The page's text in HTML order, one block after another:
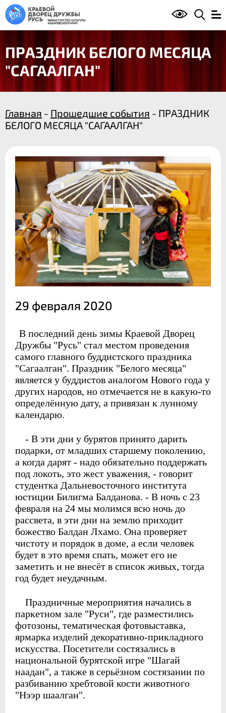
ПРАЗДНИК БЕЛОГО МЕСЯЦА
"САГААЛГАН"
Главная - Прошедшие события - ПРАЗДНИК
БЕЛОГО МЕСЯЦА "САГААЛГАН"
29 февраля 2020
В последний день зимы Краевой Дворец
Дружбы "Русь" стал местом проведения
самого главного буддистского праздника
"Сагаалган". Праздник "Белого месяца"
является у буддистов аналогом Нового года у
других народов, но отмечается не в какую-то
определённую дату, а привязан к лунному
календарю.
- В эти дни у бурятов принято дарить
подарки, от младших старшему поколению,
а когда дарят - надо обязательно поддержать
под локоть, это жест уважения, - говорит
студентка Дальневосточного института
юстиции Билигма Балданова. - В ночь с 23
февраля на 24 мы молимся всю ночь до
рассвета, в эти дни на землю приходит
божество Балдан Лхамо. Она проверяет
чистоту и порядок в доме, а если человек
будет в это время спать, может его не
заметить и не внесёт в список живых, тогда
год будет неудачным.
Праздничные мероприятия начались в
паркетном зале "Руси", где разместились
фотозоны, тематическая фотовыставка,
ярмарка изделий декоративно-прикладного
искусства. Посетители состязались в
национальной бурятской игре "Шагай
наадан", а также в серьёзном состязании по
разбиванию хребтовой кости животного
"Hээр шаалган".